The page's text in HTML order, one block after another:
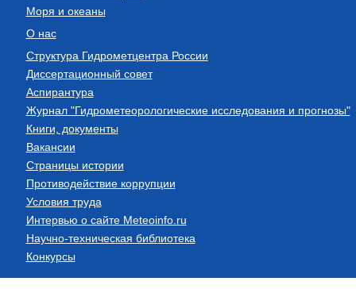
Моря и океаны
О нас
Структура Гидрометцентра России
Диссертационный совет
Аспирантура
Журнал "Гидрометеорологические исследования и прогнозы"
Книги, документы
Вакансии
Страницы истории
Противодействие коррупции
Условия труда
Интервью о сайте Meteoinfo.ru
Научно-техническая библиотека
Конкурсы